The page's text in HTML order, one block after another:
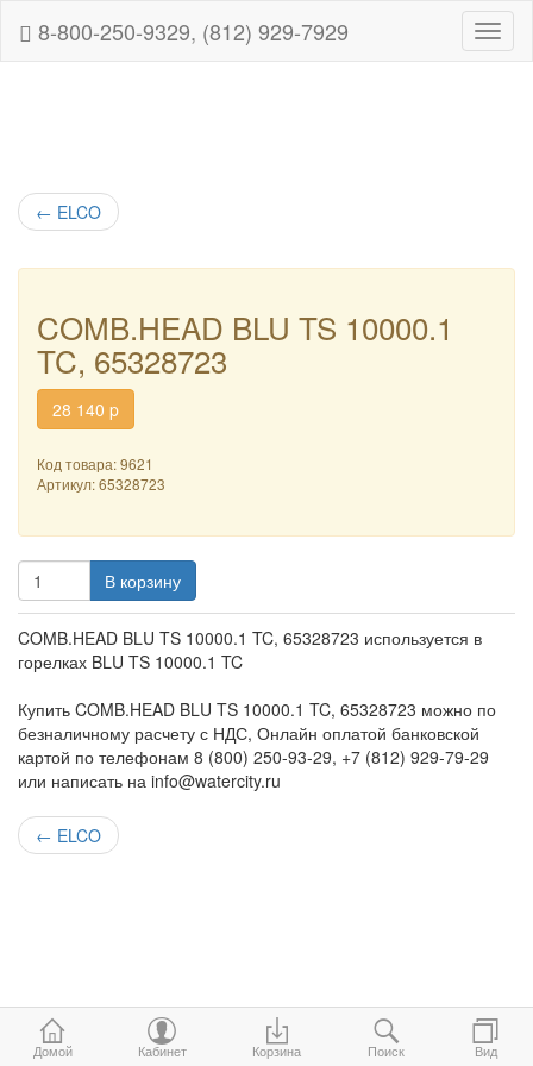
8-800-250-9329, (812) 929-7929
← ELCO
COMB.HEAD BLU TS 10000.1
TC, 65328723
28 140 p
Код товара: 9621
Артикул:65328723
В корзину
COMB.HEAD BLU TS 10000.1 TC, 65328723 используется в
горелках BLU TS 10000.1 TC
Купить COMB.HEAD BLU TS 10000.1 TC, 65328723 можно по
безналичному расчету с НДС, Онлайн оплатой банковской
картой по телефонам 8 (800) 250-93-29, +7 (812) 929-79-29
или написать на info@watercity.ru
← ELCO
Домой Кабинет Корзина Поиск Вид